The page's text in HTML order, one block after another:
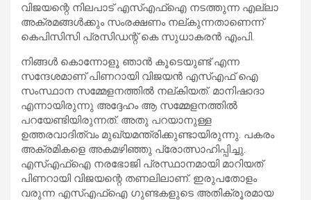
വിജയന്റെ നിലപാട് എസ്എഫ്ഐ നടത്തുന്ന എല്ലാ
അക്രമങ്ങള്‍ക്കും സംരക്ഷണം നല്കുന്നതാണെന്ന്
കെപിസിസി പ്രസിഡന്റ് കെ സുധാകരന്‍ എംപി.
നിങ്ങള്‍ കൊന്നോളൂ ഞാന്‍ കൂടെയുണ്ട് എന്ന
സന്ദേശമാണ് പിണറായി വിജയന്‍ എസ്എഫ് ഐ
സംസ്ഥാന സമ്മേളനത്തില്‍ നല്കിയത്. മാനിഷാദാ
എന്നായിരുന്നു അദ്ദേഹം ആ സമ്മേളനത്തില്‍
പറയേണ്ടിയിരുന്നത്. അതു പറയാനുള്ള
ഉത്തരവാദിത്വം മുഖ്യമന്ത്രിക്കുണ്ടായിരുന്നു. പകരം
അക്രമികളെ അകമഴിഞ്ഞു പ്രോത്സാഹിപ്പിച്ചു.
എസ്എഫ്ഐ നരഭോജി പ്രസ്ഥാനമായി മാറിയത്
പിണറായി വിജയന്റെ തണലിലാണ്. ഇരുപതോളം
വരുന്ന എസ്എഫ്ഐ ഗുണ്ടകളുടെ അതിക്രൂരമായ